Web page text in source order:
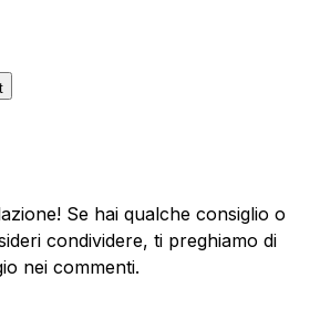
Se hai qualche consiglio o
condividere, ti preghiamo di
nei commenti.